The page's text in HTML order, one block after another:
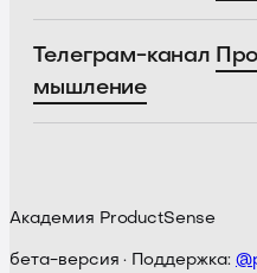
Телеграм-канал
мышление
Академия ProductSense
бета-версия · Поддержка: